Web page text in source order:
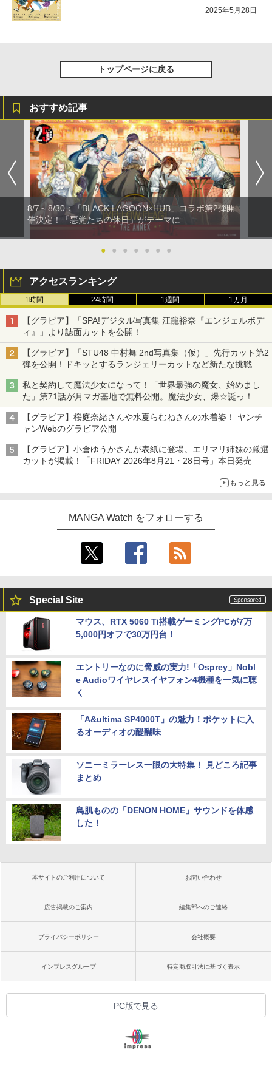
2025年5月28日
トップページに戻る
おすすめ記事
8/7～8/30：「BLACK LAGOON×HUB」コラボ第2弾開
催決定！「悪党たちの休日」がテーマに
● ● ● ● ● ● ●
アクセスランキング
1時間 24時間 1週間 1カ月
【グラビア】「SPA!デジタル写真集 江籠裕奈『エンジェルボデ
ィ』」より誌面カットを公開！
【グラビア】「STU48 中村舞 2nd写真集（仮）」先行カット第2
弾を公開！ドキッとするランジェリーカットなど新たな挑戦
私と契約して魔法少女になって！「世界最強の魔女、始めまし
た」第71話が月マガ基地で無料公開。魔法少女、爆☆誕っ！
【グラビア】桜庭奈緒さんや水夏らむねさんの水着姿！ ヤンチ
ャンWebのグラビア公開
【グラビア】小倉ゆうかさんが表紙に登場。エリマリ姉妹の厳選
カットが掲載！「FRIDAY 2026年8⽉21・28日号」本日発売
もっと見る
MANGA Watch をフォローする
Special Site
マウス、RTX 5060 Ti搭載ゲーミングPCが7万
5,000円オフで30万円台！
エントリーなのに脅威の実力!「Osprey」Nobl
e Audioワイヤレスイヤフォン4機種を一気に聴
く
「A&ultima SP4000T」の魅力！ポケットに入
るオーディオの醍醐味
ソニーミラーレス一眼の大特集！ 見どころ記事
まとめ
鳥肌ものの「DENON HOME」サウンドを体感
した！
本サイトのご利用について お問い合わせ
広告掲載のご案内 編集部へのご連絡
プライバシーポリシー 会社概要
インプレスグループ 特定商取引法に基づく表示
PC版で見る